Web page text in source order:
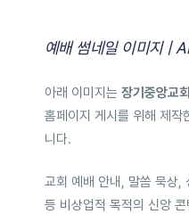
예배 썸네일 이미지 |
아래 이미지는 장기중앙교
홈페이지 게시를 위해 제작
니다.
교회 예배 안내, 말씀 묵상,
등 비상업적 목적의 신앙